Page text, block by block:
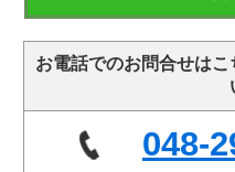
お電話でのお問合せは
048-